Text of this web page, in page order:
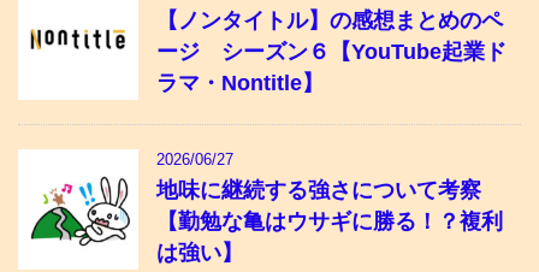
【ノンタイトル】の感想まとめのペ
ージ シーズン６【YouTube起業ド
ラマ・Nontitle】
2026/06/27
地味に継続する強さについて考察
【勤勉な亀はウサギに勝る！？複利
は強い】